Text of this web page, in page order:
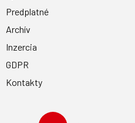
Predplatné
Archív
Inzercia
GDPR
Kontakty